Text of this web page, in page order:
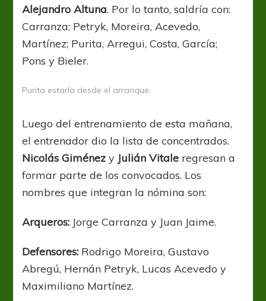
Alejandro Altuna. Por lo tanto, saldría con:
Carranza; Petryk, Moreira, Acevedo,
Martínez; Purita, Arregui, Costa, García;
Pons y Bieler.
Purita estaría desde el arranque.
Luego del entrenamiento de esta mañana,
el entrenador dio la lista de concentrados.
Nicolás Giménez y Julián Vitale regresan a
formar parte de los convocados. Los
nombres que integran la nómina son:
Arqueros: Jorge Carranza y Juan Jaime.
Defensores: Rodrigo Moreira, Gustavo
Abregú, Hernán Petryk, Lucas Acevedo y
Maximiliano Martínez.